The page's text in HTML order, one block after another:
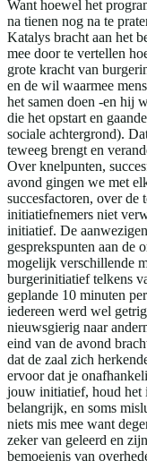
Want hoewel het
na tienen nog na te
Katalys bracht aan het
mee door te vertellen
grote kracht van
en de wil waarmee
het samen doen -en hij
die het opstart en
sociale achtergrond).
teweeg brengt en
Over knelpunten,
avond gingen we met
succesfactoren, over de
initiatiefnemers niet
initiatief. De
gesprekspunten aan de
mogelijk verschillende
burgerinitiatief telkens
geplande 10 minuten
iedereen werd wel
nieuwsgierig naar
eind van de avond
dat de zaal zich
ervoor dat je
jouw initiatief, houd het
belangrijk, en soms
niets mis mee want
zeker van geleerd en
bemoeienis van